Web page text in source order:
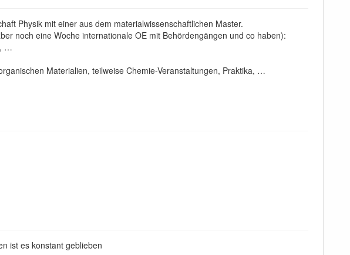
Physik mit einer aus dem materialwissenschaftlichen Master.
noch eine Woche internationale OE mit Behördengängen und co haben):
…
Materialien, teilweise Chemie-Veranstaltungen, Praktika, …
ist es konstant geblieben